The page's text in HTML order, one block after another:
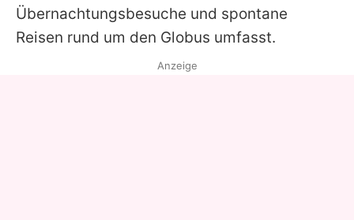
Übernachtungsbesuche und spontane
Reisen rund um den Globus umfasst.
Anzeige